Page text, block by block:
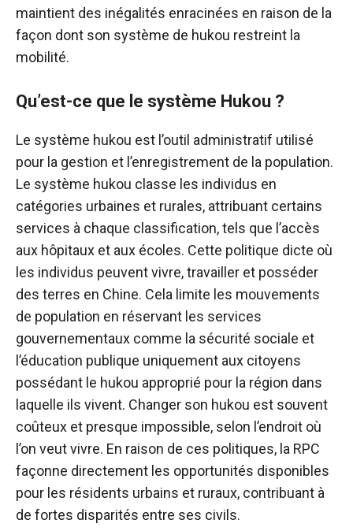
maintient des inégalités enracinées en raison de la
façon dont son système de hukou restreint la
mobilité.
Qu’est-ce que le système Hukou ?
Le système hukou est l’outil administratif utilisé
pour la gestion et l’enregistrement de la population.
Le système hukou classe les individus en
catégories urbaines et rurales, attribuant certains
services à chaque classification, tels que l’accès
aux hôpitaux et aux écoles. Cette politique dicte où
les individus peuvent vivre, travailler et posséder
des terres en Chine. Cela limite les mouvements
de population en réservant les services
gouvernementaux comme la sécurité sociale et
l’éducation publique uniquement aux citoyens
possédant le hukou approprié pour la région dans
laquelle ils vivent. Changer son hukou est souvent
coûteux et presque impossible, selon l’endroit où
l’on veut vivre. En raison de ces politiques, la RPC
façonne directement les opportunités disponibles
pour les résidents urbains et ruraux, contribuant à
de fortes disparités entre ses civils.